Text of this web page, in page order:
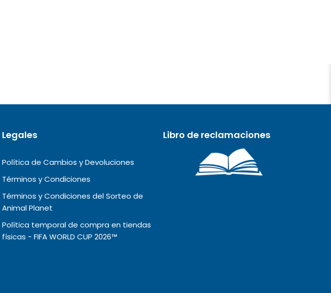
Legales
Política de Cambios y Devoluciones
Términos y Condiciones
Términos y Condiciones del Sorteo de
Animal Planet
Política temporal de compra en tiendas
físicas - FIFA WORLD CUP 2026™️
Libro de reclamaciones